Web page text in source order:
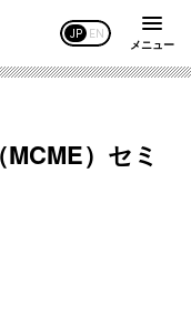
JP EN
メニュー
）セミ